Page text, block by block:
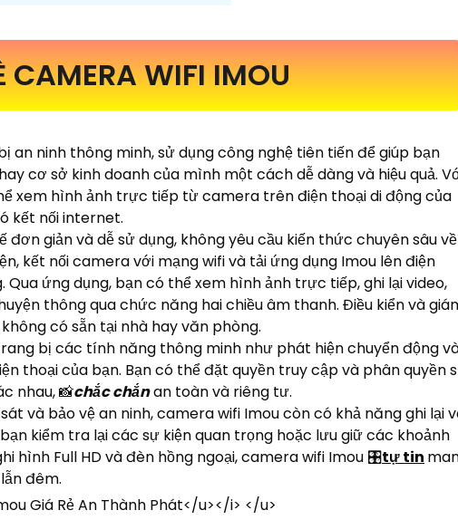
CAMERA WIFI IMOU
an ninh thông minh, sử dụng công nghệ tiên tiến để giúp bạn
cơ sở kinh doanh của mình một cách dễ dàng và hiệu quả.
xem hình ảnh trực tiếp từ camera trên điện thoại di động của
kết nối internet.
giản và dễ sử dụng, không yêu cầu kiến thức chuyên sâu về
kết nối camera với mạng wifi và tải ứng dụng Imou lên điện
Qua ứng dụng, bạn có thể xem hình ảnh trực tiếp, ghi lại video,
thông qua chức năng hai chiều âm thanh. Điều kiển và
có sẵn tại nhà hay văn phòng.
bị các tính năng thông minh như phát hiện chuyển động
thoại của bạn. Bạn có thể đặt quyền truy cập và phân quyền
nhau, 📸chắc chắnan toàn và riêng tư.
và bảo vệ an ninh, camera wifi Imou còn có khả năng ghi lại
kiểm tra lại các sự kiện quan trọng hoặc lưu giữ các khoảnh
hình Full HD và đèn hồng ngoại, camera wifi Imou 🎛tự tin
đêm.